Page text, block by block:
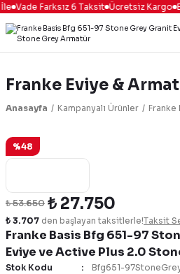
Vade Farksız 6 Taksit Ücretsiz Kargo
Franke Eviye &
Anasayfa Kampanyalı Ürünler Franke
%48
Franke Basis Bfg 651-97
Eviye ve Active Plus 2.0
₺ 53.650 ₺ 27.750
₺ 3.707 den başlayan taksitlerle!Taksit
Stok Kodu
Bfg651-